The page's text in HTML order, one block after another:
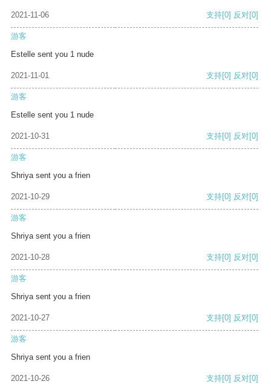
2021-11-06 支持[0] 反对[0]
游客
Estelle sent you 1 nude
2021-11-01 支持[0] 反对[0]
游客
Estelle sent you 1 nude
2021-10-31 支持[0] 反对[0]
游客
Shriya sent you a frien
2021-10-29 支持[0] 反对[0]
游客
Shriya sent you a frien
2021-10-28 支持[0] 反对[0]
游客
Shriya sent you a frien
2021-10-27 支持[0] 反对[0]
游客
Shriya sent you a frien
2021-10-26 支持[0] 反对[0]